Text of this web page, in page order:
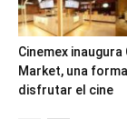
Cinemex inaugura
Market, una
disfrutar el cine